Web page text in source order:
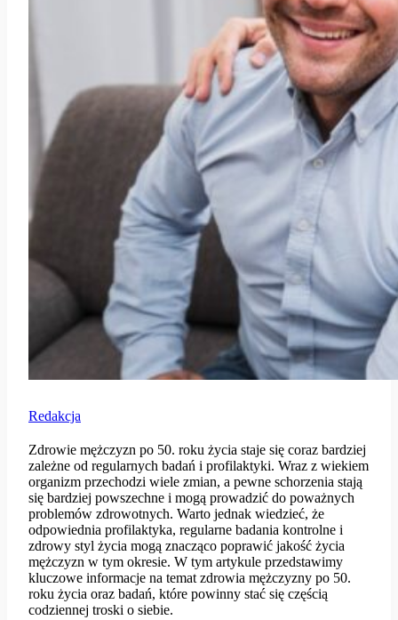
Redakcja
Zdrowie mężczyzn po 50. roku życia staje się coraz bardziej
zależne od regularnych badań i profilaktyki. Wraz z wiekiem
organizm przechodzi wiele zmian, a pewne schorzenia stają
się bardziej powszechne i mogą prowadzić do poważnych
problemów zdrowotnych. Warto jednak wiedzieć, że
odpowiednia profilaktyka, regularne badania kontrolne i
zdrowy styl życia mogą znacząco poprawić jakość życia
mężczyzn w tym okresie. W tym artykule przedstawimy
kluczowe informacje na temat zdrowia mężczyzny po 50.
roku życia oraz badań, które powinny stać się częścią
codziennej troski o siebie.